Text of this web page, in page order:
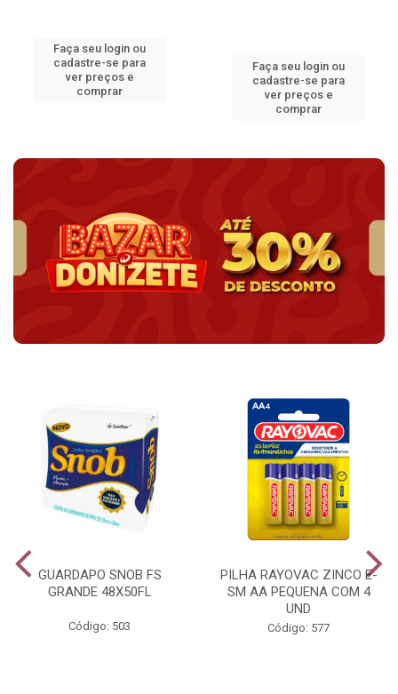
Faça seu login ou
cadastre-se para
ver preços e
comprar
Faça seu login ou
cadastre-se para
ver preços e
comprar
GUARDAPO SNOB FS
GRANDE 48X50FL
Código: 503
PILHA RAYOVAC ZINCO E-
SM AA PEQUENA COM 4
UND
Código: 577